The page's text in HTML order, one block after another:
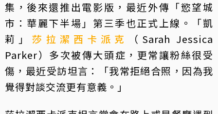
集，後來還推出電影版，最近外傳「慾望城
市：華麗下半場」第三季也正式上線。「凱
莉」莎拉潔西卡派克
（Sarah Jessica
Parker）多次被傳大頭症，更常讓粉絲很受
傷，最近受訪坦言：「我常拒絕合照，因為我
覺得對談交流更有意義。」